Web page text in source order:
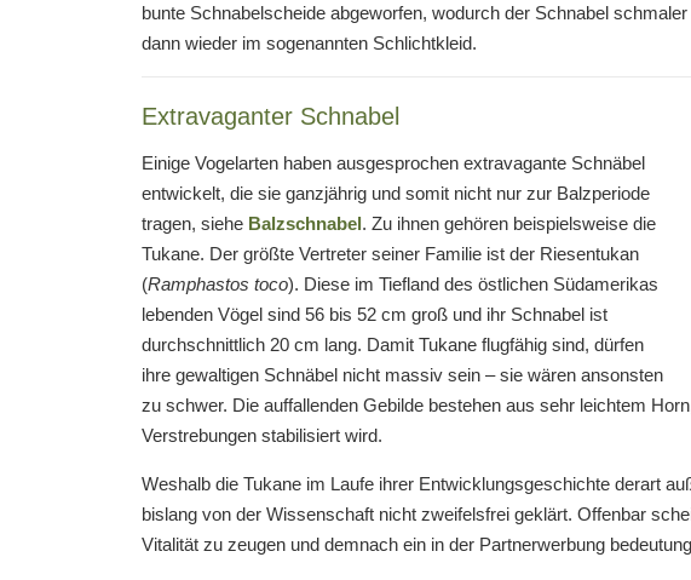
bunte Schnabelscheide abgeworfen, wodurch der Schnabel
dann wieder im sogenannten Schlichtkleid.
Extravaganter Schnabel
Einige Vogelarten haben ausgesprochen extravagante Schnäbel
entwickelt, die sie ganzjährig und somit nicht nur zur Balzperiode
tragen, siehe Balzschnabel. Zu ihnen gehören beispielsweise die
Tukane. Der größte Vertreter seiner Familie ist der Riesentukan
(Ramphastos toco). Diese im Tiefland des östlichen Südamerikas
lebenden Vögel sind 56 bis 52 cm groß und ihr Schnabel ist
durchschnittlich 20 cm lang. Damit Tukane flugfähig sind, dürfen
ihre gewaltigen Schnäbel nicht massiv sein – sie wären ansonsten
zu schwer. Die auffallenden Gebilde bestehen aus sehr leichtem
Verstrebungen stabilisiert wird.
Weshalb die Tukane im Laufe ihrer Entwicklungsgeschichte derart
bislang von der Wissenschaft nicht zweifelsfrei geklärt. Offenbar
Vitalität zu zeugen und demnach ein in der Partnerwerbung